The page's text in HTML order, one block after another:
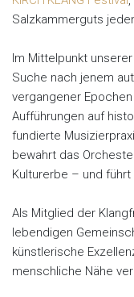
Salzkammerguts
Im Mittelpunkt
Suche nach jenem
vergangener
Aufführungen auf
fundierte
bewahrt das
Kulturerbe – und
Als Mitglied der
lebendigen
künstlerische
menschliche Nähe